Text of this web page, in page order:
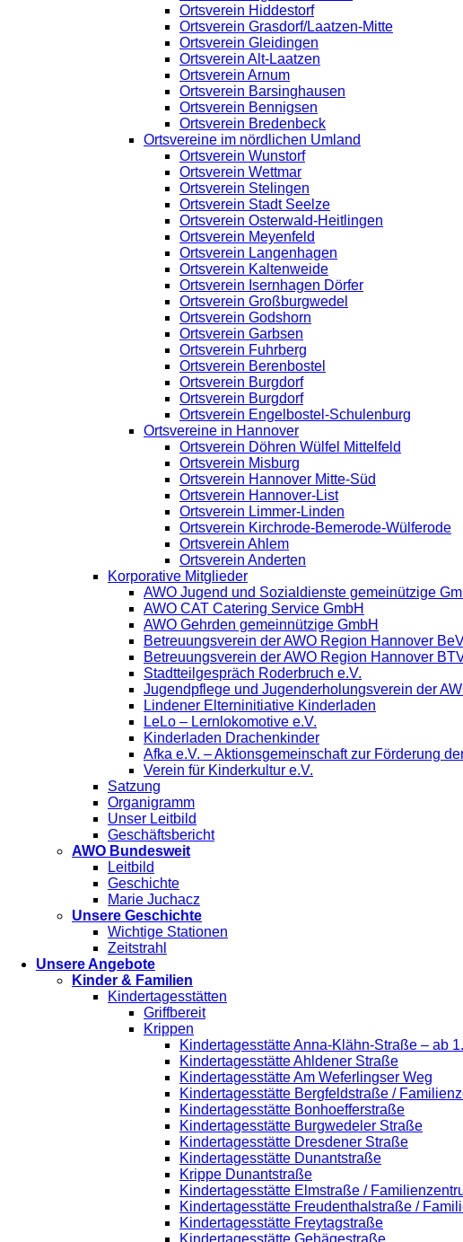
Ortsverein Hiddestorf
Ortsverein Grasdorf/Laatzen-Mitte
Ortsverein Gleidingen
Ortsverein Alt-Laatzen
Ortsverein Arnum
Ortsverein Barsinghausen
Ortsverein Bennigsen
Ortsverein Bredenbeck
Ortsvereine im nördlichen Umland
Ortsverein Wunstorf
Ortsverein Wettmar
Ortsverein Stelingen
Ortsverein Stadt Seelze
Ortsverein Osterwald-Heitlingen
Ortsverein Meyenfeld
Ortsverein Langenhagen
Ortsverein Kaltenweide
Ortsverein Isernhagen Dörfer
Ortsverein Großburgwedel
Ortsverein Godshorn
Ortsverein Garbsen
Ortsverein Fuhrberg
Ortsverein Berenbostel
Ortsverein Burgdorf
Ortsverein Burgdorf
Ortsverein Engelbostel-Schulenburg
Ortsvereine in Hannover
Ortsverein Döhren Wülfel Mittelfeld
Ortsverein Misburg
Ortsverein Hannover Mitte-Süd
Ortsverein Hannover-List
Ortsverein Limmer-Linden
Ortsverein Kirchrode-Bemerode-Wülferode
Ortsverein Ahlem
Ortsverein Anderten
Korporative Mitglieder
AWO Jugend und Sozialdienste gemeinützige
AWO CAT Catering Service GmbH
AWO Gehrden gemeinnützige GmbH
Betreuungsverein der AWO Region Hannover
Betreuungsverein der AWO Region Hannover
Stadtteilgespräch Roderbruch e.V.
Jugendpflege und Jugenderholungsverein der
Lindener Elterninitiative Kinderladen
LeLo – Lernlokomotive e.V.
Kinderladen Drachenkinder
Afka e.V. – Aktionsgemeinschaft zur Förderung
Verein für Kinderkultur e.V.
Satzung
Organigramm
Unser Leitbild
Geschäftsbericht
AWO Bundesweit
Leitbild
Geschichte
Marie Juchacz
Unsere Geschichte
Wichtige Stationen
Zeitstrahl
Unsere Angebote
Kinder & Familien
Kindertagesstätten
Griffbereit
Krippen
Kindertagesstätte Anna-Klähn-Straße – ab
Kindertagesstätte Ahldener Straße
Kindertagesstätte Am Weferlingser Weg
Kindertagesstätte Bergfeldstraße /
Kindertagesstätte Bonhoefferstraße
Kindertagesstätte Burgwedeler Straße
Kindertagesstätte Dresdener Straße
Kindertagesstätte Dunantstraße
Krippe Dunantstraße
Kindertagesstätte Elmstraße /
Kindertagesstätte Freudenthalstraße /
Kindertagesstätte Freytagstraße
Kindertagesstätte Gehägestraße